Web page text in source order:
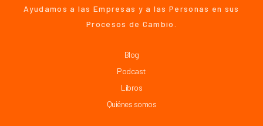
Ayudamos a las Empresas y a las Personas en sus
Procesos de Cambio.
Blog
Podcast
Libros
Quiénes somos